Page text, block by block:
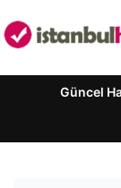
Güncel